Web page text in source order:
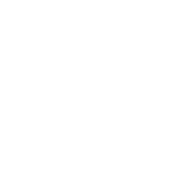
はありません
＆設定した発送日数内に発送してい
に発送しています